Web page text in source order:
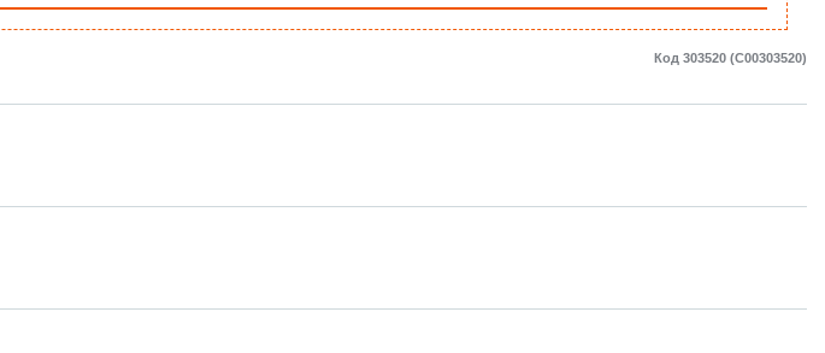
Код 303520 (C00303520)